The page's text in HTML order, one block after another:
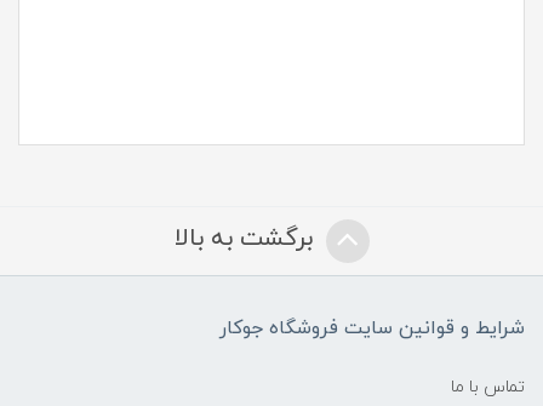
برگشت به بالا
شرایط و قوانین سایت فروشگاه جوکار
تماس با ما